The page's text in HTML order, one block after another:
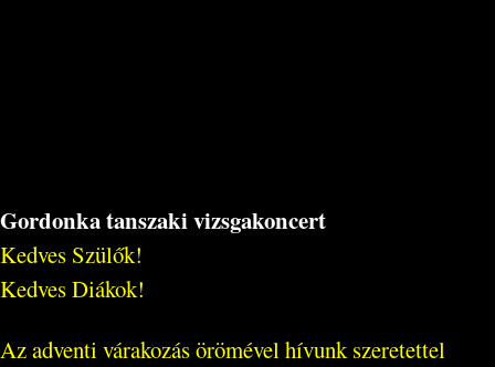
Gordonka tanszaki vizsgakoncert
Kedves Szülők!
Kedves Diákok!
Az adventi várakozás örömével hívunk szeretettel